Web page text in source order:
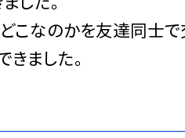
なのかを友達同士で
ました。